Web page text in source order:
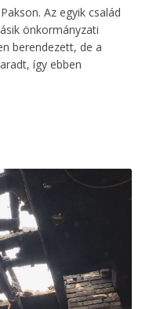
Az egyik család
önkormányzati
berendezett, de a
így ebben